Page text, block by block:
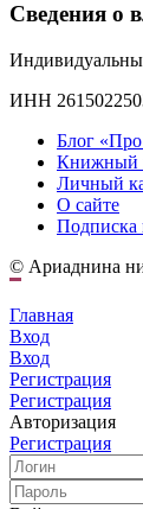
Сведения о
ИНН
Блог
Книжный
Личный
О сайте
Подписка
© Ариаднина
Главная
Вход
Вход
Регистрация
Регистрация
Авторизация
Регистрация